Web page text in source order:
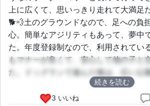
上に広くて、思いっきり走れて大満足
🐕💨土のグラウンドなので、足への負
心。簡単なアジリティもあって、夢中
た。年度登録制なので、利用されてい
もマナーが良くて、安心して他の子と
た。ドッグランで遊んだ後は、広い公
散歩できるのも最高です🌳また絶対リ
続きを読む
3 いいね